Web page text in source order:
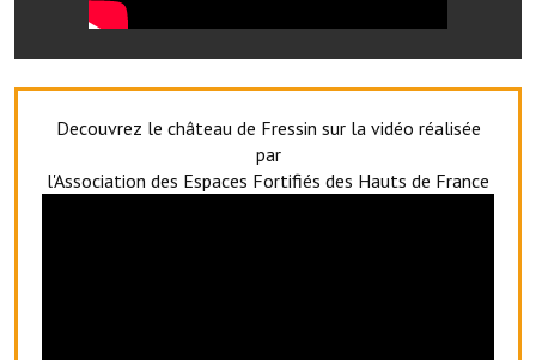
Le foyer rural
Le club de l'amitié
Decouvrez le château de Fressin sur la vidéo réalisée
par
l'Association des Espaces Fortifiés des Hauts de France